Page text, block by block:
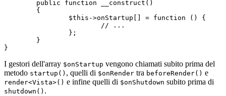
I gestori dell'array $onStartup vengono chiamati subito prima del
metodo startup() , quelli di $onRender tra beforeRender() e
render<Vista>() e infine quelli di $onShutdown subito prima di
shutdown() .